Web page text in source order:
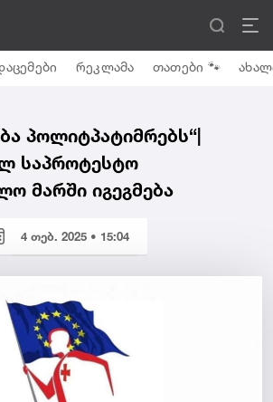
რეკლამა თათები 🐾
პოლიტპატიმრებს“|
საპროტესტო
მარში იგეგმება
4 თებ. 2025 • 15:04